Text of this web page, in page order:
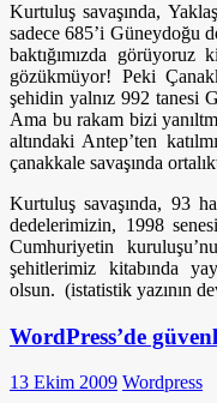
Kurtuluş savaşında,
sadece 685’i Güneydoğu
baktığımızda görüyoruz
gözükmüyor! Peki
şehidin yalnız 992 tanesi
Ama bu rakam bizi
altındaki Antep’ten
çanakkale savaşında
Kurtuluş savaşında, 93
dedelerimizin, 1998
Cumhuriyetin
şehitlerimiz kitabında
olsun. (istatistik yazının
WordPress’de
13 Ekim 2009 Wordpress